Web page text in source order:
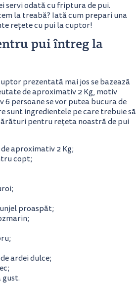
servi odată cu friptura de pui.
la treabă? Iată cum prepari una
rețete cu pui la cuptor!
pui întreg la
prezentată mai jos se bazează
de aproximativ 2 Kg, motiv
persoane se vor putea bucura de
sunt ingredientele pe care trebuie să
pentru rețeta noastră de pui
aproximativ 2 Kg;
copt;
proaspăt;
ardei dulce;
gust.